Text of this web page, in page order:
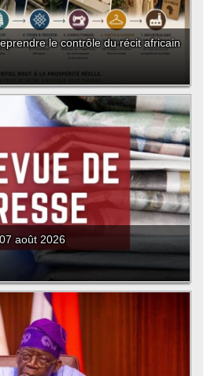
le contrôle du récit africain
août 2026